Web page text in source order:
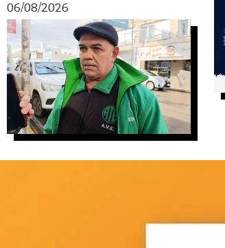
06/08/2026